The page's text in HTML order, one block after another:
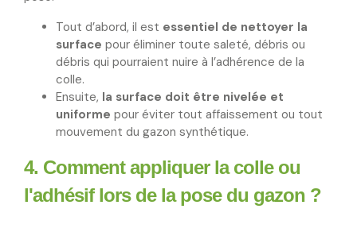
Tout d’abord, il est essentiel de nettoyer la
surface pour éliminer toute saleté, débris ou
débris qui pourraient nuire à l’adhérence de la
colle.
Ensuite, la surface doit être nivelée et
uniforme pour éviter tout affaissement ou tout
mouvement du gazon synthétique.
4. Comment appliquer la colle ou
l'adhésif lors de la pose du gazon ?